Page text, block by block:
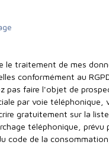
le traitement de mes
conformément au
pas faire l'objet de
par voie téléphonique,
gratuitement sur la
téléphonique, prévu
code de la